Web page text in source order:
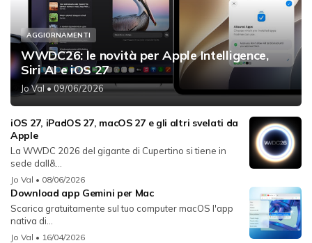
AGGIORNAMENTI
WWDC26: le novità per Apple Intelligence,
Siri AI e iOS 27
Jo Val• 09/06/2026
iOS 27, iPadOS 27, macOS 27 e gli altri svelati da
Apple
La WWDC 2026 del gigante di Cupertino si tiene in
sede dall&...
Jo Val • 08/06/2026
Download app Gemini per Mac
Scarica gratuitamente sul tuo computer macOS l'app
nativa di...
Jo Val • 16/04/2026